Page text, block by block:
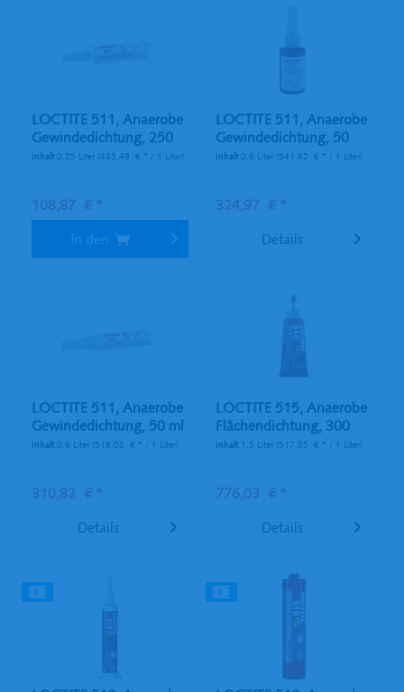
LOCTITE 511, Anaerobe
Gewindedichtung, 250
ml Tube
Inhalt0.25 Liter (435,48 € * / 1 Liter)
108,87 € *
In den
LOCTITE 511, Anaerobe
Gewindedichtung, 50
ml...
Inhalt0.6 Liter (541,62 € * / 1 Liter)
324,97 € *
Details
LOCTITE 511, Anaerobe
Gewindedichtung, 50 ml
Tube
Inhalt0.6 Liter (518,03 € * / 1 Liter)
310,82 € *
Details
LOCTITE 515, Anaerobe
Flächendichtung, 300
ml...
Inhalt 1.5 Liter (517,35 € * / 1 Liter)
776,03 € *
Details